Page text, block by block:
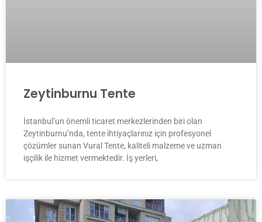
Zeytinburnu Tente
İstanbul’un önemli ticaret merkezlerinden biri olan
Zeytinburnu’nda, tente ihtiyaçlarınız için profesyonel
çözümler sunan Vural Tente, kaliteli malzeme ve uzman
işçilik ile hizmet vermektedir. İş yerleri,